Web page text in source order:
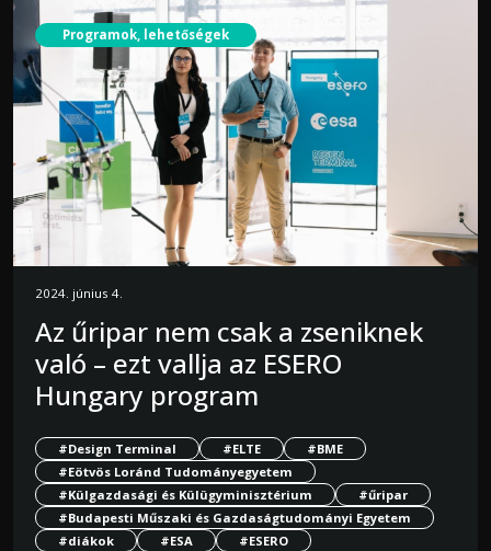
Programok, lehetőségek
2024. június 4.
Az űripar nem csak a zseniknek
való – ezt vallja az ESERO
Hungary program
#Design Terminal #ELTE
#BME
#Eötvös Loránd Tudományegyetem
#Külgazdasági és Külügyminisztérium
#űripar
#Budapesti Műszaki és Gazdaságtudományi Egyetem
#diákok
#ESA #ESERO